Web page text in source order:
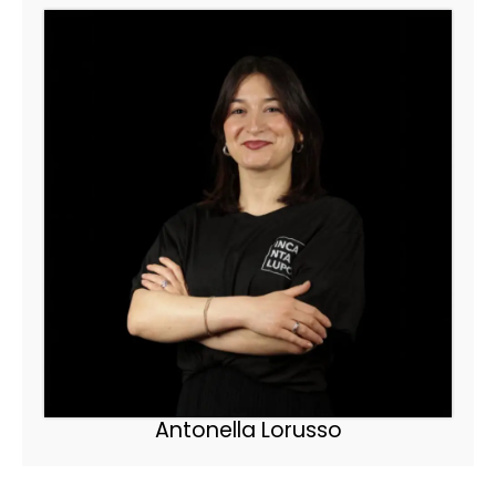
lunghi e folti da sogno.
Nei nostri Atelier questo servizio viene eseguito
in cabine privèe, corredate anche di lavatesta,
in modo da avere la massima privacy.
In caso di capelli sottili
e/o radi si applicano poche ciocche per
rendere la chioma più folta. Questo servizio
non modifica la lunghezza dei capelli ma solo
la densità. Con questo servizio è possibile sia
avere una massa di capelli maggiore sia
ottenere dei capelli “più disciplinati” che
Antonella Lorusso